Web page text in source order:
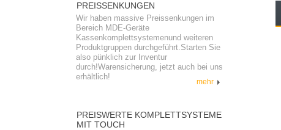
PREISSENKUNGEN
Wir haben massive Preissenkungen im
Bereich MDE-Geräte
Kassenkomplettsystemenund weiteren
Produktgruppen durchgeführt.Starten Sie
also pünklich zur Inventur
durch!Warensicherung, jetzt auch bei uns
erhältlich!
mehr
PREISWERTE KOMPLETTSYSTEME
MIT TOUCH